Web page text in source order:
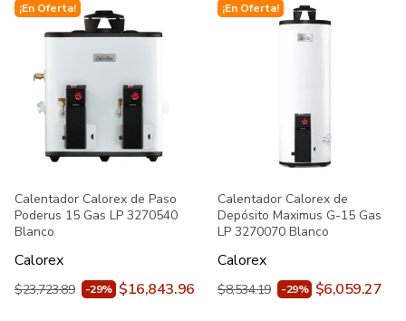
¡En Oferta!
Calentador Calorex de Paso
Poderus 15 Gas LP 3270540
Blanco
Calorex
$23,723.89 -29% $16,843.96
¡En Oferta!
Calentador Calorex de
Depósito Maximus G-15 Gas
LP 3270070 Blanco
Calorex
$8,534.19 -29% $6,059.27